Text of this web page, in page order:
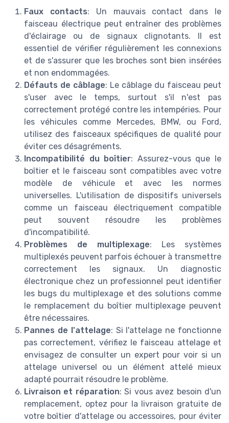
Faux contacts: Un mauvais contact dans le
faisceau électrique peut entraîner des problèmes
d'éclairage ou de signaux clignotants. Il est
essentiel de vérifier régulièrement les connexions
et de s'assurer que les broches sont bien insérées
et non endommagées.
Défauts de câblage: Le câblage du faisceau peut
s'user avec le temps, surtout s'il n'est pas
correctement protégé contre les intempéries. Pour
les véhicules comme Mercedes, BMW, ou Ford,
utilisez des faisceaux spécifiques de qualité pour
éviter ces désagréments.
Incompatibilité du boîtier: Assurez-vous que le
boîtier et le faisceau sont compatibles avec votre
modèle de véhicule et avec les normes
universelles. L'utilisation de dispositifs universels
comme un faisceau électriquement compatible
peut souvent résoudre les problèmes
d'incompatibilité.
Problèmes de multiplexage: Les systèmes
multiplexés peuvent parfois échouer à transmettre
correctement les signaux. Un diagnostic
électronique chez un professionnel peut identifier
les bugs du multiplexage et des solutions comme
le remplacement du boîtier multiplexage peuvent
être nécessaires.
Pannes de l'attelage: Si l'attelage ne fonctionne
pas correctement, vérifiez le faisceau attelage et
envisagez de consulter un expert pour voir si un
attelage universel ou un élément attelé mieux
adapté pourrait résoudre le problème.
Livraison et réparation: Si vous avez besoin d'un
remplacement, optez pour la livraison gratuite de
votre boîtier d'attelage ou accessoires, pour éviter